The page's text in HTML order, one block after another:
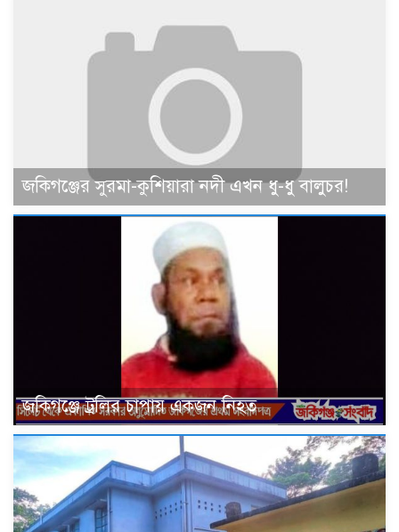
জকিগঞ্জের সুরমা-কুশিয়ারা নদী এখন ধু-ধু বালুচর!
জকিগঞ্জে ট্রলির চাপায় একজন নিহত